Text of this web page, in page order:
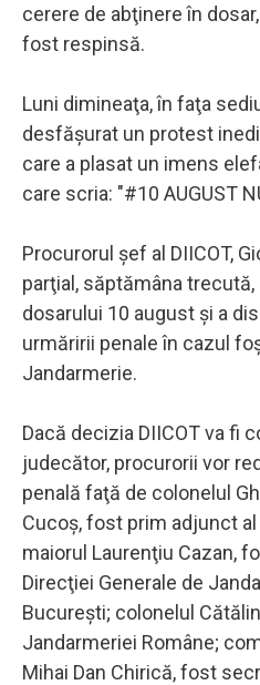
cerere de abţinere în
fost respinsă.
Luni dimineaţa, în faţa
desfăşurat un protest
care a plasat un imens
care scria: "#10 AUGUST
Procurorul şef al DIICOT,
parţial, săptămâna
dosarului 10 august şi a
urmăririi penale în cazul
Jandarmerie.
Dacă decizia DIICOT va fi
judecător, procurorii vor
penală faţă de colonelul
Cucoş, fost prim adjunct
maiorul Laurenţiu Cazan,
Direcţiei Generale de
Bucureşti; colonelul
Jandarmeriei Române;
Mihai Dan Chirică, fost